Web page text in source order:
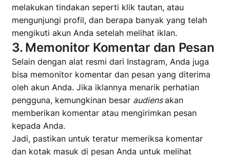
melakukan tindakan seperti klik tautan, atau
mengunjungi profil, dan berapa banyak yang telah
mengikuti akun Anda setelah melihat iklan.
3. Memonitor Komentar dan Pesan
Selain dengan alat resmi dari Instagram, Anda juga
bisa memonitor komentar dan pesan yang diterima
oleh akun Anda. Jika iklannya menarik perhatian
pengguna, kemungkinan besar audiensakan
memberikan komentar atau mengirimkan pesan
kepada Anda.
Jadi, pastikan untuk teratur memeriksa komentar
dan kotak masuk di pesan Anda untuk melihat